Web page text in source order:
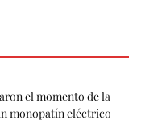
el momento de la
monopatín eléctrico